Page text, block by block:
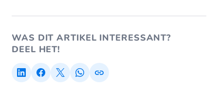
WAS DIT ARTIKEL INTERESSANT?
DEEL HET!